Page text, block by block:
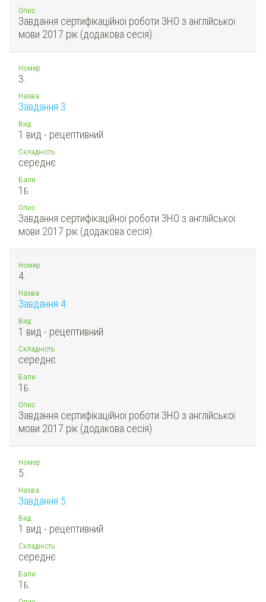
Опис
Завдання сертифікаційної роботи ЗНО з англійської
мови 2017 рік (додакова сесія).
Номер
3.
Назва
Завдання 3
Вид
1 вид - рецептивний
Складність
середнє
Бали
1 Б.
Опис
Завдання сертифікаційної роботи ЗНО з англійської
мови 2017 рік (додакова сесія).
Номер
4.
Назва
Завдання 4
Вид
1 вид - рецептивний
Складність
середнє
Бали
1 Б.
Опис
Завдання сертифікаційної роботи ЗНО з англійської
мови 2017 рік (додакова сесія).
Номер
5.
Назва
Завдання 5
Вид
1 вид - рецептивний
Складність
середнє
Бали
1 Б.